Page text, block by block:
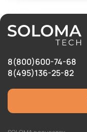
8(800)600-74-68
8(495)136-25-82